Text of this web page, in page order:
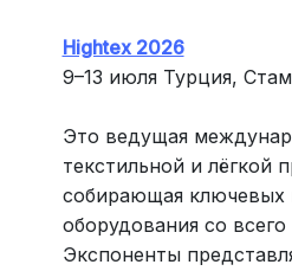
Hightex 2026
9–13 июля Турция,
Это ведущая
текстильной и лёгкой
собирающая ключевых
оборудования со
Экспоненты